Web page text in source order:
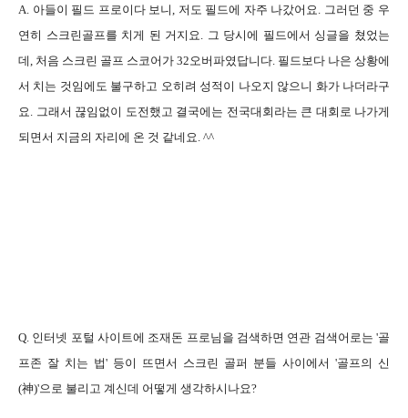
A. 아들이 필드 프로이다 보니, 저도 필드에 자주 나갔어요. 그러던 중 우
연히 스크린골프를 치게 된 거지요. 그 당시에 필드에서 싱글을 쳤었는
데, 처음 스크린 골프 스코어가 32오버파였답니다. 필드보다 나은 상황에
서 치는 것임에도 불구하고 오히려 성적이 나오지 않으니 화가 나더라구
요. 그래서 끊임없이 도전했고 결국에는 전국대회라는 큰 대회로 나가게
되면서 지금의 자리에 온 것 같네요. ^^
Q. 인터넷 포털 사이트에 조재돈 프로님을 검색하면 연관 검색어로는 '골
프존 잘 치는 법' 등이 뜨면서 스크린 골퍼 분들 사이에서 '골프의 신
(神)'으로 불리고 계신데 어떻게 생각하시나요?